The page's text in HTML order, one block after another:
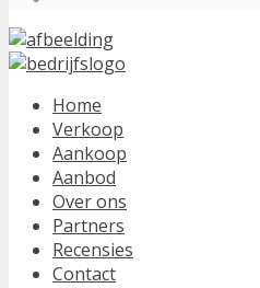
Home
Verkoop
Aankoop
Aanbod
Over ons
Partners
Recensies
Contact